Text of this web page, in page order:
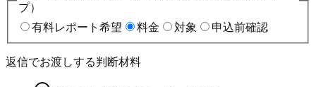
プ）
有料レポート希望
料金 対象 申込前確認
返信でお渡しする判断材料